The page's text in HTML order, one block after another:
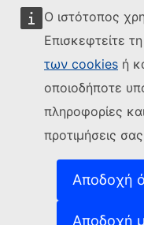
Ο ιστότοπος
Επισκεφτείτε
των cookies ή
οποιοδήποτε
πληροφορίες
προτιμήσεις
Αποδοχή
Αποδοχή
Ακολουθήστε την
Επικοινωνήστε μαζί
Αναφορά τρωτού
Γλώσσες στις οποίες
(Εξωτερική
(Εξωτερική
Πολιτική απορρήτου
Ανακοίνωση νομικού